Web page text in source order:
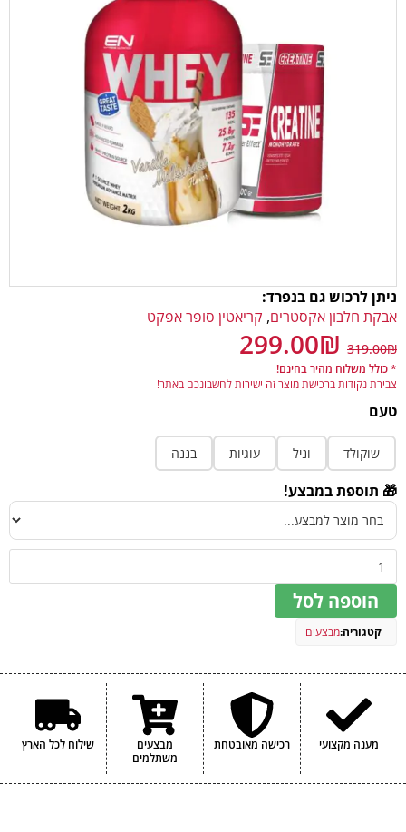
ניתן לרכוש גם בנפרד:
אבקת חלבון אקסטרים, קריאטין סופר אפקט
319.00₪
299.00₪
* כולל משלוח מהיר בחינם!
צבירת נקודות ברכישת מוצר זה ישירות לחשבונכם באתר!
טעם
שוקולד וניל עוגיות בננה
🎁 תוספת במבצע!
הוספה לסל
קטגוריה:מבצעים
מענה מקצועי רכישה מאובטחת
מבצעים
משתלמים
שילוח לכל הארץ